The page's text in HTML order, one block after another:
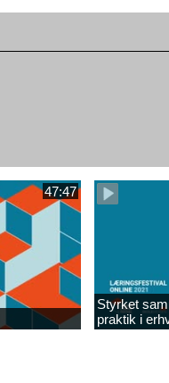
47:47
Styrket
praktik i